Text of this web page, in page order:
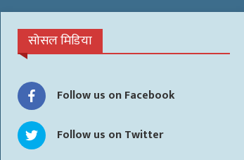
सोसल मिडिया
Follow us on Facebook
Follow us on Twitter